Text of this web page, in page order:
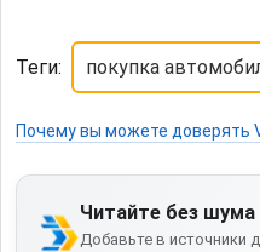
Теги: покупка
Почему вы можете доверять
Читайте без шума
Добавьте в источники